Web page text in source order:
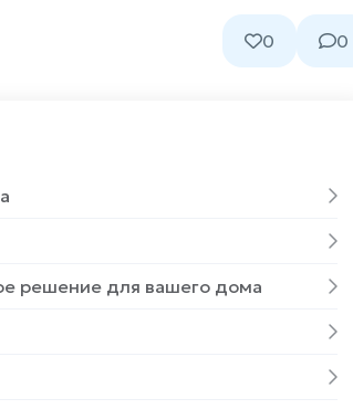
0 0
решение для вашего дома